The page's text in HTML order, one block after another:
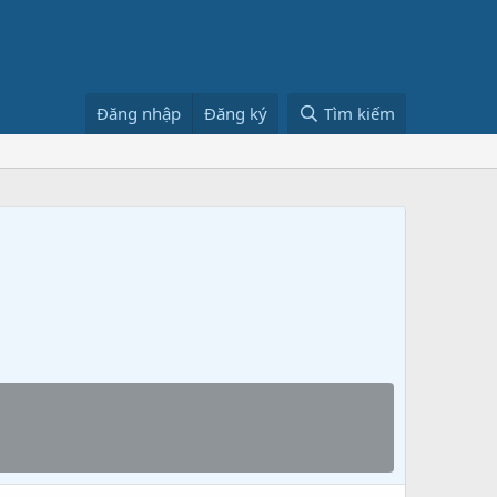
Đăng nhập Đăng ký Tìm kiếm